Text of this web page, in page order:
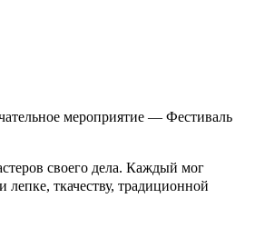
мероприятие — Фестиваль
своего дела. Каждый мог
ткачеству, традиционной